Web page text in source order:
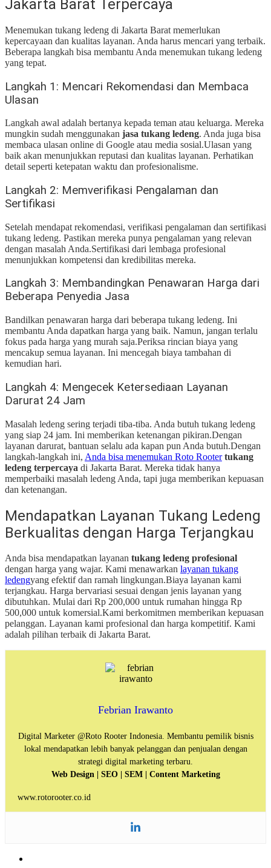
Jakarta Barat Terpercaya
Menemukan tukang ledeng di Jakarta Barat memerlukan
kepercayaan dan kualitas layanan. Anda harus mencari yang terbaik.
Beberapa langkah bisa membantu Anda menemukan tukang ledeng
yang tepat.
Langkah 1: Mencari Rekomendasi dan Membaca
Ulasan
Langkah awal adalah bertanya kepada teman atau keluarga. Mereka
mungkin sudah menggunakan jasa tukang ledeng. Anda juga bisa
membaca ulasan online di Google atau media sosial.Ulasan yang
baik akan menunjukkan reputasi dan kualitas layanan. Perhatikan
detail seperti ketepatan waktu dan profesionalisme.
Langkah 2: Memverifikasi Pengalaman dan
Sertifikasi
Setelah mendapat rekomendasi, verifikasi pengalaman dan sertifikasi
tukang ledeng. Pastikan mereka punya pengalaman yang relevan
dengan masalah Anda.Sertifikasi dari lembaga profesional
menunjukkan kompetensi dan kredibilitas mereka.
Langkah 3: Membandingkan Penawaran Harga dari
Beberapa Penyedia Jasa
Bandilkan penawaran harga dari beberapa tukang ledeng. Ini
membantu Anda dapatkan harga yang baik. Namun, jangan terlalu
fokus pada harga yang murah saja.Periksa rincian biaya yang
mencakup semua layanan. Ini mencegah biaya tambahan di
kemudian hari.
Langkah 4: Mengecek Ketersediaan Layanan
Darurat 24 Jam
Masalah ledeng sering terjadi tiba-tiba. Anda butuh tukang ledeng
yang siap 24 jam. Ini memberikan ketenangan pikiran.Dengan
layanan darurat, bantuan selalu ada kapan pun Anda butuh.Dengan
langkah-langkah ini, Anda bisa menemukan Roto Rooter tukang
ledeng terpercaya di Jakarta Barat. Mereka tidak hanya
memperbaiki masalah ledeng Anda, tapi juga memberikan kepuasan
dan ketenangan.
Mendapatkan Layanan Tukang Ledeng
Berkualitas dengan Harga Terjangkau
Anda bisa mendapatkan layanan tukang ledeng profesional
dengan harga yang wajar. Kami menawarkan layanan tukang
ledengyang efektif dan ramah lingkungan.Biaya layanan kami
terjangkau. Harga bervariasi sesuai dengan jenis layanan yang
dibutuhkan. Mulai dari Rp 200,000 untuk rumahan hingga Rp
500,000 untuk komersial.Kami berkomitmen memberikan kepuasan
pelanggan. Layanan kami profesional dan harga kompetitif. Kami
adalah pilihan terbaik di Jakarta Barat.
Febrian Irawanto
Digital Marketer @Roto Rooter Indonesia. Membantu pemilik bisnis
lokal mendapatkan lebih banyak pelanggan dan penjualan dengan
strategi digital marketing terbaru.
Web Design | SEO | SEM | Content Marketing
www.rotorooter.co.id